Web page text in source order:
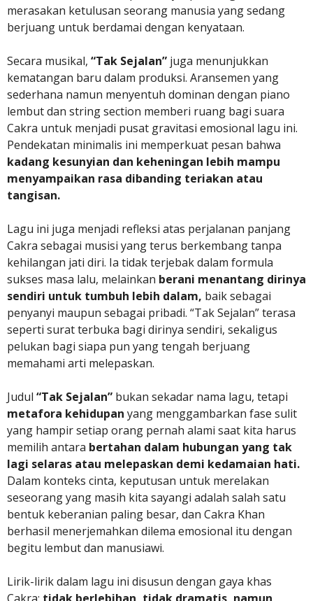
merasakan ketulusan seorang manusia yang sedang
berjuang untuk berdamai dengan kenyataan.
Secara musikal, “Tak Sejalan” juga menunjukkan
kematangan baru dalam produksi. Aransemen yang
sederhana namun menyentuh dominan dengan piano
lembut dan string section memberi ruang bagi suara
Cakra untuk menjadi pusat gravitasi emosional lagu ini.
Pendekatan minimalis ini memperkuat pesan bahwa
kadang kesunyian dan keheningan lebih mampu
menyampaikan rasa dibanding teriakan atau
tangisan.
Lagu ini juga menjadi refleksi atas perjalanan panjang
Cakra sebagai musisi yang terus berkembang tanpa
kehilangan jati diri. Ia tidak terjebak dalam formula
sukses masa lalu, melainkan berani menantang dirinya
sendiri untuk tumbuh lebih dalam, baik sebagai
penyanyi maupun sebagai pribadi. “Tak Sejalan” terasa
seperti surat terbuka bagi dirinya sendiri, sekaligus
pelukan bagi siapa pun yang tengah berjuang
memahami arti melepaskan.
Judul “Tak Sejalan” bukan sekadar nama lagu, tetapi
metafora kehidupan yang menggambarkan fase sulit
yang hampir setiap orang pernah alami saat kita harus
memilih antara bertahan dalam hubungan yang tak
lagi selaras atau melepaskan demi kedamaian hati.
Dalam konteks cinta, keputusan untuk merelakan
seseorang yang masih kita sayangi adalah salah satu
bentuk keberanian paling besar, dan Cakra Khan
berhasil menerjemahkan dilema emosional itu dengan
begitu lembut dan manusiawi.
Lirik-lirik dalam lagu ini disusun dengan gaya khas